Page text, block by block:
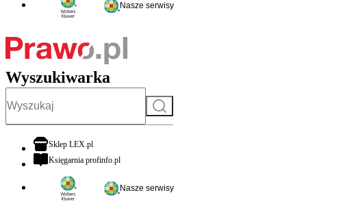
Nasze serwisy
Wyszukiwarka
Szukaj
Sklep LEX.plotwiera się w nowej karcie
Księgarnia profinfo.plotwiera się w nowej karcie
Nasze serwisy